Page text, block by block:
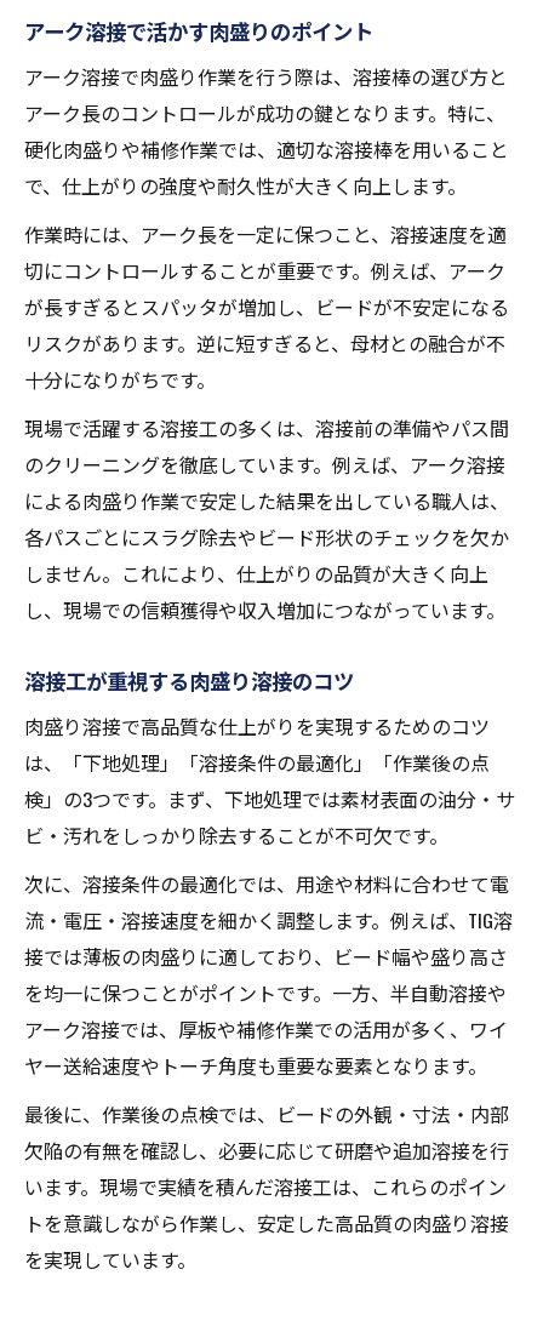
アーク溶接で活かす肉盛りのポイント
アーク溶接で肉盛り作業を行う際は、溶接棒の選び方と
アーク長のコントロールが成功の鍵となります。特に、
硬化肉盛りや補修作業では、適切な溶接棒を用いること
で、仕上がりの強度や耐久性が大きく向上します。
作業時には、アーク長を一定に保つこと、溶接速度を適
切にコントロールすることが重要です。例えば、アーク
が長すぎるとスパッタが増加し、ビードが不安定になる
リスクがあります。逆に短すぎると、母材との融合が不
十分になりがちです。
現場で活躍する溶接工の多くは、溶接前の準備やパス間
のクリーニングを徹底しています。例えば、アーク溶接
による肉盛り作業で安定した結果を出している職人は、
各パスごとにスラグ除去やビード形状のチェックを欠か
しません。これにより、仕上がりの品質が大きく向上
し、現場での信頼獲得や収入増加につながっています。
溶接工が重視する肉盛り溶接のコツ
肉盛り溶接で高品質な仕上がりを実現するためのコツ
は、「下地処理」「溶接条件の最適化」「作業後の点
検」の3つです。まず、下地処理では素材表面の油分・サ
ビ・汚れをしっかり除去することが不可欠です。
次に、溶接条件の最適化では、用途や材料に合わせて電
流・電圧・溶接速度を細かく調整します。例えば、TIG溶
接では薄板の肉盛りに適しており、ビード幅や盛り高さ
を均一に保つことがポイントです。一方、半自動溶接や
アーク溶接では、厚板や補修作業での活用が多く、ワイ
ヤー送給速度やトーチ角度も重要な要素となります。
最後に、作業後の点検では、ビードの外観・寸法・内部
欠陥の有無を確認し、必要に応じて研磨や追加溶接を行
います。現場で実績を積んだ溶接工は、これらのポイン
トを意識しながら作業し、安定した高品質の肉盛り溶接
を実現しています。